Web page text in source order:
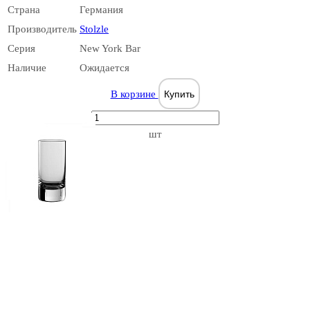
Страна
Германия
Производитель Stolzle
Серия
New York Bar
Наличие
Ожидается
В корзине Купить
шт